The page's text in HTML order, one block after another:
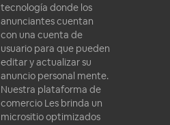
tecnología donde los
anunciantes cuentan
con una cuenta de
usuario para que pueden
editar y actualizar su
anuncio personal mente.
Nuestra plataforma de
comercio Les brinda un
micrositio optimizados